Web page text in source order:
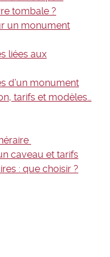
tombale ?
un monument
liées aux
d’un monument
tarifs et modèles…
caveau et tarifs
: que choisir ?